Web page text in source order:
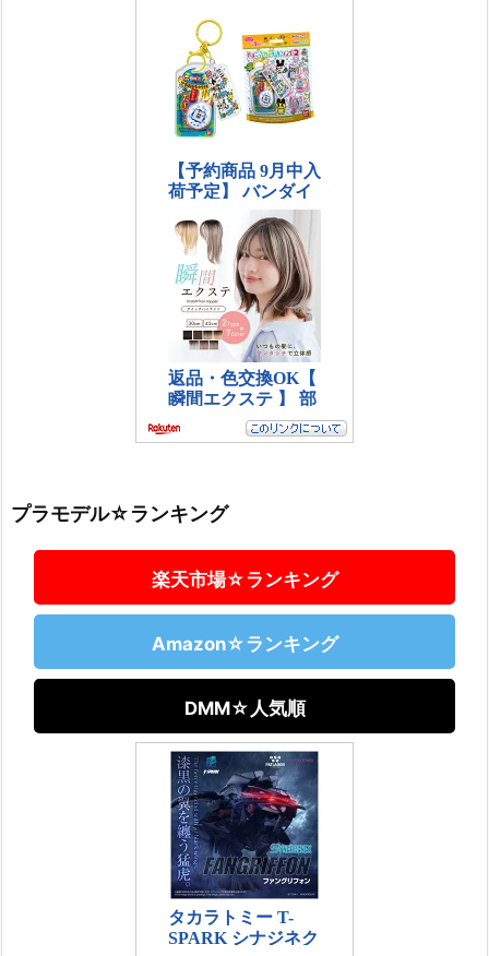
プラモデル☆ランキング
楽天市場☆ランキング
Amazon☆ランキング
DMM☆人気順